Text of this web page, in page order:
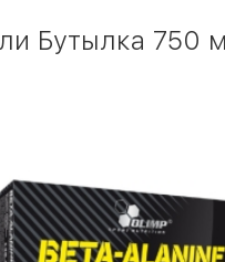
Бутылка